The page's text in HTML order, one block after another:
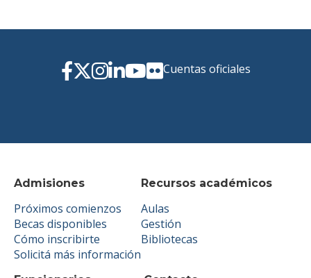
Admisiones
Próximos comienzos
Becas disponibles
Cómo inscribirte
Solicitá más información
Recursos académicos
Aulas
Gestión
Bibliotecas
Cuentas oficiales